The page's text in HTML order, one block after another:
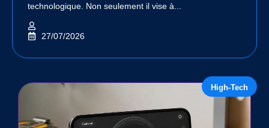
technologique. Non seulement il vise à...
27/07/2026
High-Tech